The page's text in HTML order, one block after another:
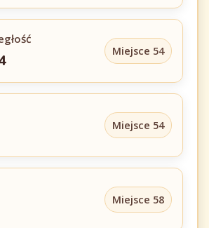
Miejsce 54
Miejsce 54
Miejsce 58